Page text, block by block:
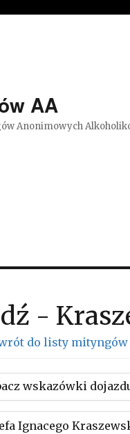
AA
Anonimowych
-
do listy mityngów
wskazówki
Ignacego